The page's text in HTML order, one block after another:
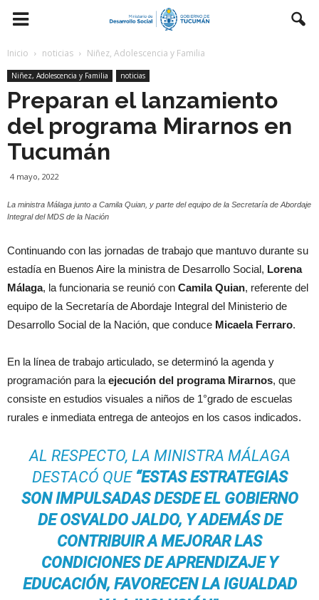
Inicio noticias Niñez, Adolescencia y Familia
Niñez, Adolescencia y Familia noticias
Preparan el lanzamiento
del programa Mirarnos en
Tucumán
4 mayo, 2022
La ministra Málaga junto a Camila Quian, y parte del equipo de la Secretaría de Abordaje
Integral del MDS de la Nación
Continuando con las jornadas de trabajo que mantuvo durante su
estadía en Buenos Aire la ministra de Desarrollo Social, Lorena
Málaga, la funcionaria se reunió con Camila Quian, referente del
equipo de la Secretaría de Abordaje Integral del Ministerio de
Desarrollo Social de la Nación, que conduce Micaela Ferraro.
En la línea de trabajo articulado, se determinó la agenda y
programación para la ejecución del programa Mirarnos, que
consiste en estudios visuales a niños de 1°grado de escuelas
rurales e inmediata entrega de anteojos en los casos indicados.
AL RESPECTO, LA MINISTRA MÁLAGA
DESTACÓ QUE “ESTAS ESTRATEGIAS
SON IMPULSADAS DESDE EL GOBIERNO
DE OSVALDO JALDO, Y ADEMÁS DE
CONTRIBUIR A MEJORAR LAS
CONDICIONES DE APRENDIZAJE Y
EDUCACIÓN, FAVORECEN LA IGUALDAD